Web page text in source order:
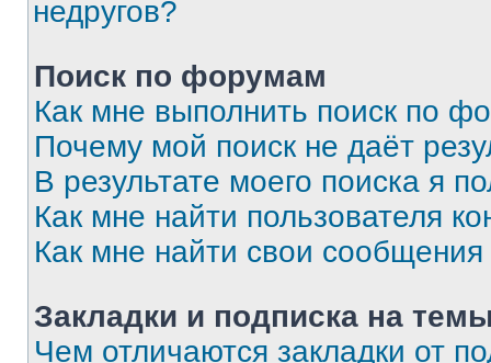
недругов?
Поиск по форумам
Как мне выполнить поиск по
Почему мой поиск не даёт
В результате моего поиска я
Как мне найти пользователя
Как мне найти свои
Закладки и подписка на
Чем отличаются закладки от